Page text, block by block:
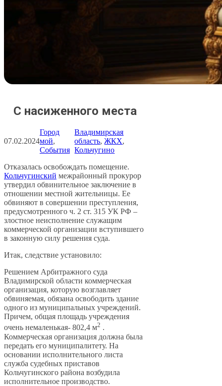
С насиженного места
07.02.2024
Город
мой
События
Владимирская
область, ЖКХ
Кольчугино
Отказалась освобождать помещение.
Кольчугинский межрайонный прокурор
утвердил обвинительное заключение в
отношении местной жительницы. Ее
обвиняют в совершении преступления,
предусмотренного ч. 2 ст. 315 УК РФ –
злостное неисполнение служащим
коммерческой организации вступившего
в законную силу решения суда.
Итак, следствие установило:
Решением Арбитражного суда
Владимирской области коммерческая
организация, которую возглавляет
обвиняемая, обязана освободить здание
одного из муниципальных учреждений.
Причем, общая площадь учреждения
очень немаленькая- 802,4 м2 .
Коммерческая организация должна была
передать его муниципалитету. На
основании исполнительного листа
служба судебных приставов
Кольчугинского района возбудила
исполнительное производство.